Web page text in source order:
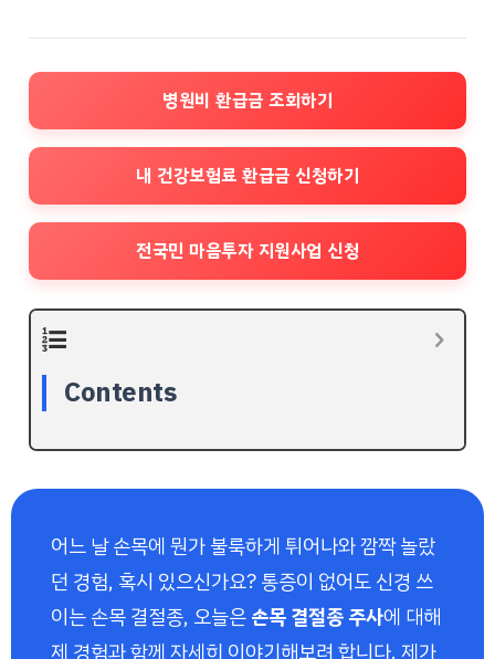
병원비 환급금 조회하기
내 건강보험료 환급금 신청하기
전국민 마음투자 지원사업 신청
Contents
어느 날 손목에 뭔가 불룩하게 튀어나와 깜짝 놀랐
던 경험, 혹시 있으신가요? 통증이 없어도 신경 쓰
이는 손목 결절종, 오늘은손목 결절종 주사에 대해
제 경험과 함께 자세히 이야기해보려 합니다. 제가